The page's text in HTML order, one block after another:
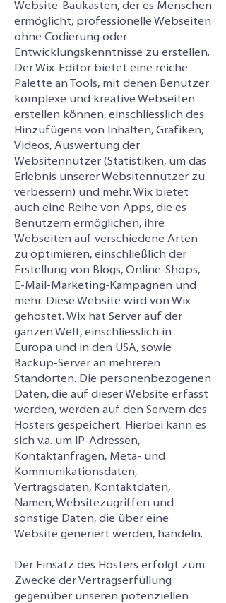
Website-Baukasten, der es Menschen
ermöglicht, professionelle Webseiten
ohne Codierung oder
Entwicklungskenntnisse zu erstellen.
Der Wix-Editor bietet eine reiche
Palette an Tools, mit denen Benutzer
komplexe und kreative Webseiten
erstellen können, einschliesslich des
Hinzufügens von Inhalten, Grafiken,
Videos, Auswertung der
Websitennutzer (Statistiken, um das
Erlebnis unserer Websitennutzer zu
verbessern) und mehr. Wix bietet
auch eine Reihe von Apps, die es
Benutzern ermöglichen, ihre
Webseiten auf verschiedene Arten
zu optimieren, einschließlich der
Erstellung von Blogs, Online-Shops,
E-Mail-Marketing-Kampagnen und
mehr. Diese Website wird von Wix
gehostet. Wix hat Server auf der
ganzen Welt, einschliesslich in
Europa und in den USA, sowie
Backup-Server an mehreren
Standorten. Die personenbezogenen
Daten, die auf dieser Website erfasst
werden, werden auf den Servern des
Hosters gespeichert. Hierbei kann es
sich v.a. um IP-Adressen,
Kontaktanfragen, Meta- und
Kommunikationsdaten,
Vertragsdaten, Kontaktdaten,
Namen, Websitezugriffen und
sonstige Daten, die über eine
Website generiert werden, handeln.
Der Einsatz des Hosters erfolgt zum
Zwecke der Vertragserfüllung
gegenüber unseren potenziellen